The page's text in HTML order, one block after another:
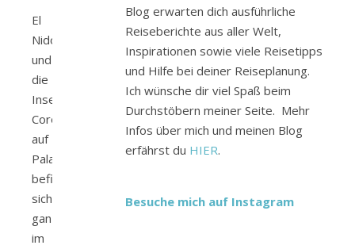
El
Nido
und
die
Insel
Coron
auf
Palawan
befinden
sich
ganz
im
Blog erwarten dich ausführliche
Reiseberichte aus aller Welt,
Inspirationen sowie viele Reisetipps
und Hilfe bei deiner Reiseplanung.
Ich wünsche dir viel Spaß beim
Durchstöbern meiner Seite. Mehr
Infos über mich und meinen Blog
erfährst du HIER.
Besuche mich auf Instagram